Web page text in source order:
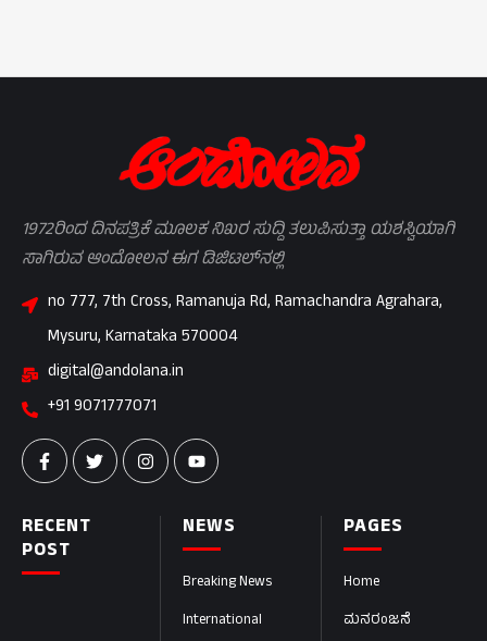
PAGES
Home
ಮನರಂಜನೆ
NEWS
Breaking News
International
RECENT
POST
1972ರಿಂದ ದಿನಪತ್ರಿಕೆ ಮೂಲಕ ನಿಖರ ಸುದ್ದಿ ತಲುಪಿಸುತ್ತಾ ಯಶಸ್ವಿಯಾಗಿ
ಸಾಗಿರುವ ಆಂದೋಲನ ಈಗ ಡಿಜಿಟಲ್‌ನಲ್ಲಿ
no 777, 7th Cross, Ramanuja Rd, Ramachandra Agrahara,
Mysuru, Karnataka 570004
digital@andolana.in
+91 9071777071